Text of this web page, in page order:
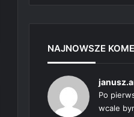
NAJNOWSZE
Po
wcale